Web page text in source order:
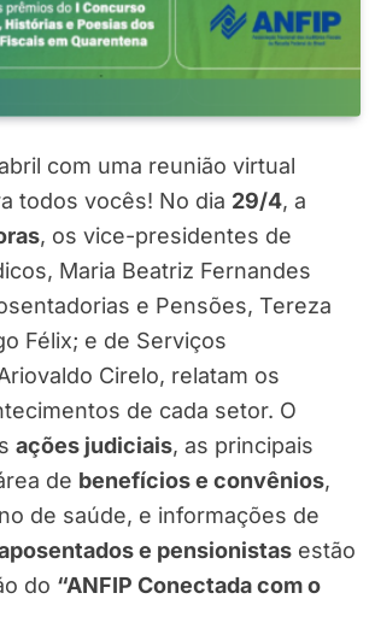
com uma reunião virtual
todos vocês! No dia 29/4, a
, os vice-presidentes de
Maria Beatriz Fernandes
e Pensões, Tereza
Félix; e de Serviços
Cirelo, relatam os
de cada setor. O
ações judiciais, as principais
de benefícios e convênios,
de saúde, e informações de
e pensionistas estão
do “ANFIP Conectada com o